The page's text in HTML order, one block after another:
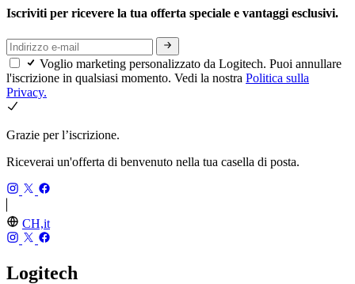
Iscriviti per ricevere la tua offerta speciale e vantaggi esclusivi.
Voglio marketing personalizzato da Logitech. Puoi annullare
l'iscrizione in qualsiasi momento. Vedi la nostra Politica sulla
Privacy.
Grazie per l’iscrizione.
Riceverai un'offerta di benvenuto nella tua casella di posta.
CH,it
Logitech